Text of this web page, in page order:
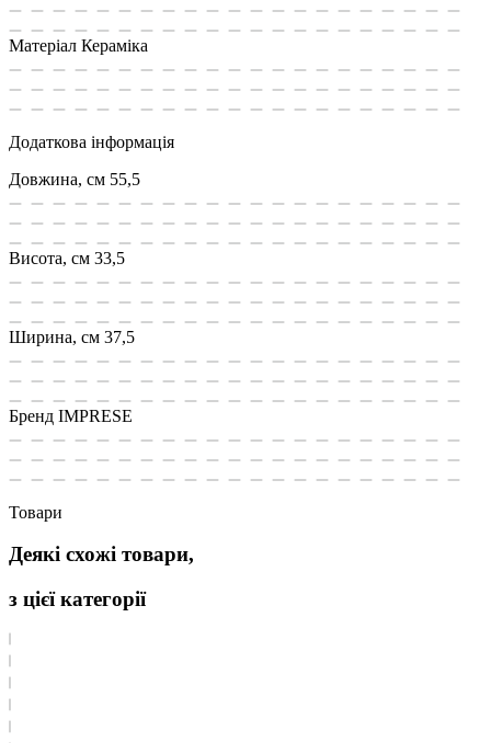
Матеріал Кераміка
Додаткова інформація
Довжина, см 55,5
Висота, см 33,5
Ширина, см 37,5
Бренд IMPRESE
Товари
Деякі схожі товари,
з цієї категорії